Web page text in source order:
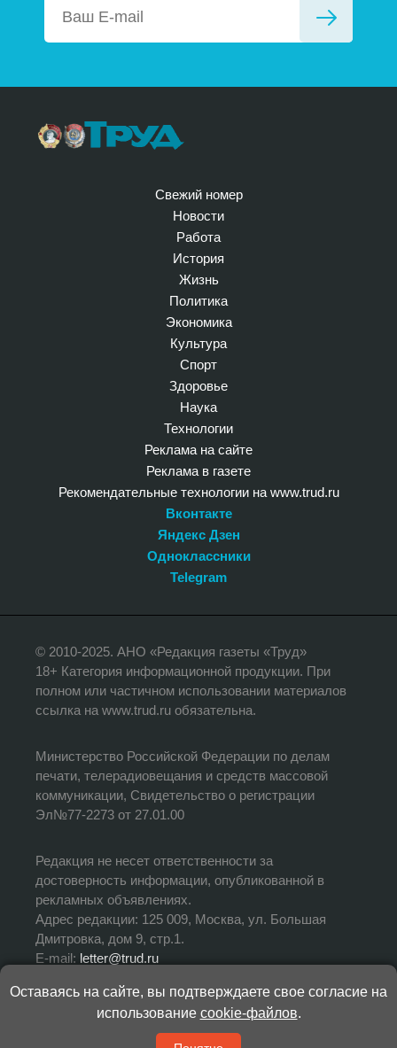
Свежий номер
Новости
Работа
История
Жизнь
Политика
Экономика
Культура
Спорт
Здоровье
Наука
Технологии
Реклама на сайте
Реклама в газете
Рекомендательные технологии на www.trud.ru
Вконтакте
Яндекс Дзен
Одноклассники
Telegram
© 2010-2025. АНО «Редакция газеты «Труд»
18+ Категория информационной продукции. При
полном или частичном использовании материалов
ссылка на www.trud.ru обязательна.
Министерство Российской Федерации по делам
печати, телерадиовещания и средств массовой
коммуникации, Свидетельство о регистрации
Эл№77-2273 от 27.01.00
Редакция не несет ответственности за
достоверность информации, опубликованной в
рекламных объявлениях.
Адрес редакции: 125 009, Москва, ул. Большая
Дмитровка, дом 9, стр.1.
E-mail: letter@trud.ru
УЧРЕДИТЕЛЬ: АНО «Редакция газеты «Труд»
ИЗДАТЕЛЬ: АНО «Редакция газеты «Труд»
ГЛАВНЫЙ РЕДАКТОР: Валерий Симонов
Оставаясь на сайте, вы подтверждаете свое согласие на
использование cookie-файлов.